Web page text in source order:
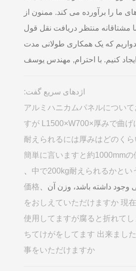
ما را برآورده می کند. ممنون از
مشتاقانه منتظر دریافت نقل قول
که یک همکاری طولانی مدت
کنیم. با احترام, مهندس یوسف
اژدهای سریع گفت:
アルミハニカムパネルについ
すが L1500×W700×厚みで曲げ
耐えられるには厚みはどのく
簡単に言いますと約1000mm
中で200kg耐えられるかとい
وجود داشته باشد، وزن آن、 価格
をおしえていただけますか 現
使用してますが腐ると折れて
ちてけがをしてます 出来まし
事をいただけますか